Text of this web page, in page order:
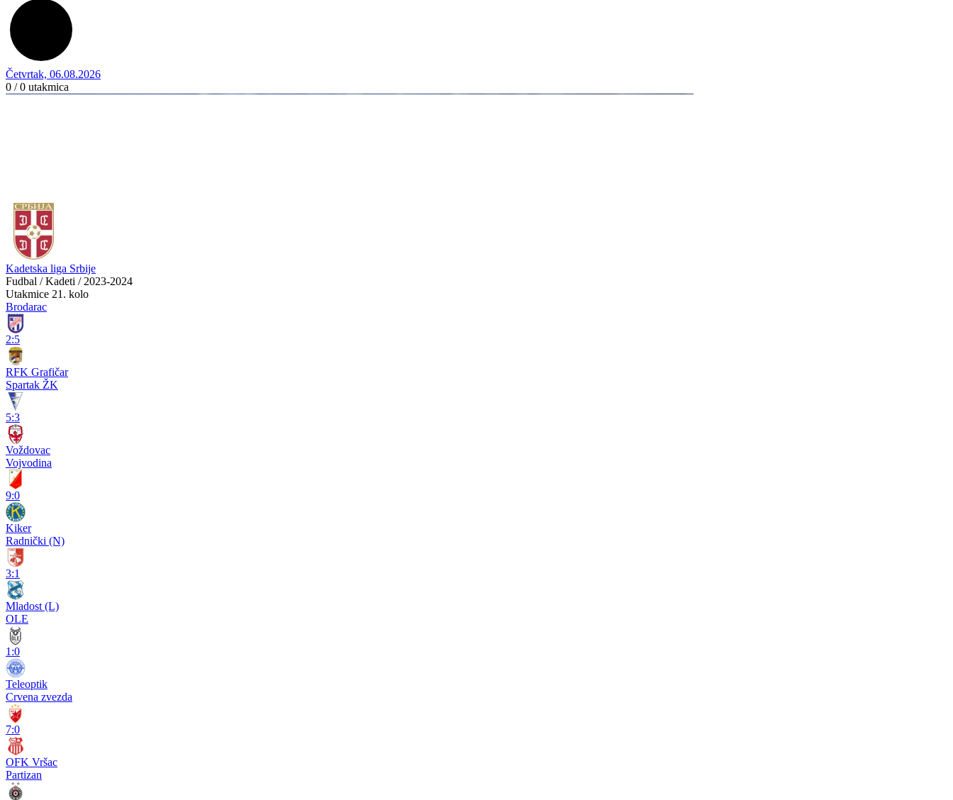
Četvrtak, 06.08.2026
0 / 0 utakmica
Kadetska liga Srbije
Fudbal / Kadeti / 2023-2024
Utakmice 21. kolo
Brodarac
2:5
RFK Grafičar
Spartak ŽK
5:3
Voždovac
Vojvodina
9:0
Kiker
Radnički (N)
3:1
Mladost (L)
OLE
1:0
Teleoptik
Crvena zvezda
7:0
OFK Vršac
Partizan